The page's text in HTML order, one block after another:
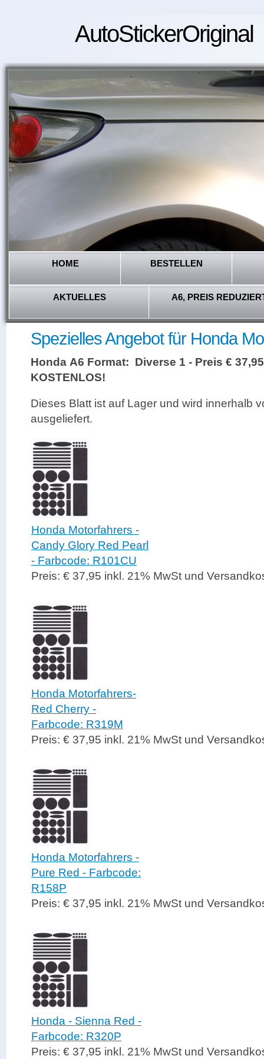
AutoStickerOriginal
HOME BESTELLEN
AKTUELLES A6, PREIS
Spezielles Angebot für Honda
Honda A6 Format: Diverse 1 - Preis €
KOSTENLOS!
Dieses Blatt ist auf Lager und wird innerhalb
ausgeliefert.
Honda Motorfahrers -
Candy Glory Red Pearl
- Farbcode: R101CU
Preis: € 37,95 inkl. 21% MwSt und
Honda Motorfahrers-
Red Cherry -
Farbcode: R319M
Preis: € 37,95 inkl. 21% MwSt und
Honda Motorfahrers -
Pure Red - Farbcode:
R158P
Preis: € 37,95 inkl. 21% MwSt und
Honda - Sienna Red -
Farbcode: R320P
Preis: € 37,95 inkl. 21% MwSt und